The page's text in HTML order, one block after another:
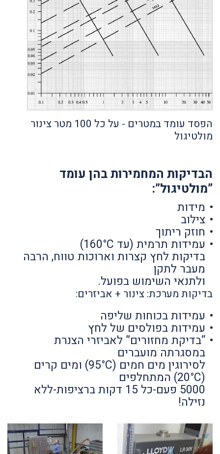
הפסד עומד במטרים - על כל 100 מטר צינור
מולטיגול
הבדיקות המחמירות בהן עומד
”מולטיגול”:
מידות
צילוב
חוזק ריתוך
עמידות תרמית (עד 160°C)
בדיקות לחץ קצרות וארוכות טווח, הרבה
מעבר לתקן
ולתנאי השימוש בפועל.
בדיקות מערכת: צינור + אביזרים:
עמידות בכוחות שליפה
עמידות בפולסים של לחץ
“בדיקת מחזורים” לאביזרי הצנרת
במסגרתה מועברים
לסירוגין מים חמים (95°C) ומים קרים
(20°C) המתחלפים
5000 פעם-כל 15 דקות ברציפות-ללא
נזילה!